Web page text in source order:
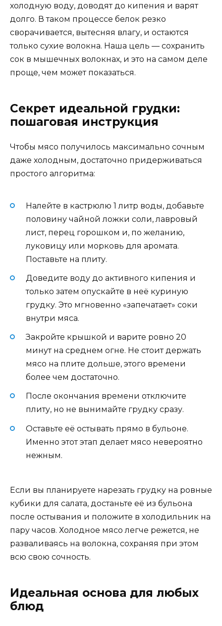
холодную воду, доводят до кипения и варят
долго. В таком процессе белок резко
сворачивается, вытесняя влагу, и остаются
только сухие волокна. Наша цель — сохранить
сок в мышечных волокнах, и это на самом деле
проще, чем может показаться.
Секрет идеальной грудки:
пошаговая инструкция
Чтобы мясо получилось максимально сочным
даже холодным, достаточно придерживаться
простого алгоритма:
Налейте в кастрюлю 1 литр воды, добавьте
половину чайной ложки соли, лавровый
лист, перец горошком и, по желанию,
луковицу или морковь для аромата.
Поставьте на плиту.
Доведите воду до активного кипения и
только затем опускайте в неё куриную
грудку. Это мгновенно «запечатает» соки
внутри мяса.
Закройте крышкой и варите ровно 20
минут на среднем огне. Не стоит держать
мясо на плите дольше, этого времени
более чем достаточно.
После окончания времени отключите
плиту, но не вынимайте грудку сразу.
Оставьте её остывать прямо в бульоне.
Именно этот этап делает мясо невероятно
нежным.
Если вы планируете нарезать грудку на ровные
кубики для салата, достаньте её из бульона
после остывания и положите в холодильник на
пару часов. Холодное мясо легче режется, не
разваливаясь на волокна, сохраняя при этом
всю свою сочность.
Идеальная основа для любых
блюд